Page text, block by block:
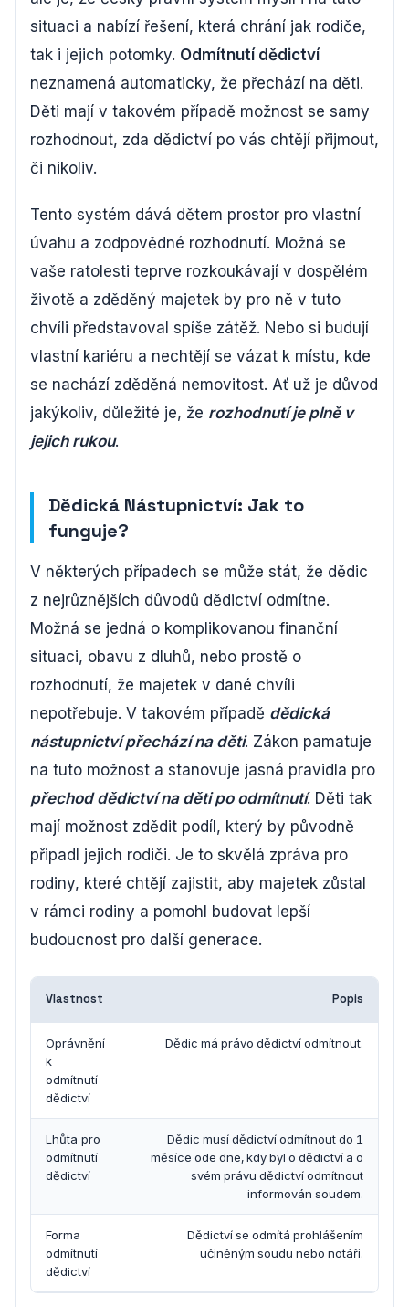
situaci a nabízí řešení, která chrání jak rodiče,
tak i jejich potomky. Odmítnutí dědictví
neznamená automaticky, že přechází na děti.
Děti mají v takovém případě možnost se samy
rozhodnout, zda dědictví po vás chtějí přijmout,
či nikoliv.
Tento systém dává dětem prostor pro vlastní
úvahu a zodpovědné rozhodnutí. Možná se
vaše ratolesti teprve rozkoukávají v dospělém
životě a zděděný majetek by pro ně v tuto
chvíli představoval spíše zátěž. Nebo si budují
vlastní kariéru a nechtějí se vázat k místu, kde
se nachází zděděná nemovitost. Ať už je důvod
jakýkoliv, důležité je, že rozhodnutí je plně v
jejich rukou.
Dědická Nástupnictví: Jak to
funguje?
V některých případech se může stát, že dědic
z nejrůznějších důvodů dědictví odmítne.
Možná se jedná o komplikovanou finanční
situaci, obavu z dluhů, nebo prostě o
rozhodnutí, že majetek v dané chvíli
nepotřebuje. V takovém případě dědická
nástupnictví přechází na děti. Zákon pamatuje
na tuto možnost a stanovuje jasná pravidla pro
přechod dědictví na děti po odmítnutí. Děti tak
mají možnost zdědit podíl, který by původně
připadl jejich rodiči. Je to skvělá zpráva pro
rodiny, které chtějí zajistit, aby majetek zůstal
v rámci rodiny a pomohl budovat lepší
budoucnost pro další generace.
Vlastnost Popis
Oprávnění
k
odmítnutí
dědictví
Dědic má právo dědictví odmítnout.
Lhůta pro
odmítnutí
dědictví
Dědic musí dědictví odmítnout do 1
měsíce ode dne, kdy byl o dědictví a o
svém právu dědictví odmítnout
informován soudem.
Forma
odmítnutí
dědictví
Dědictví se odmítá prohlášením
učiněným soudu nebo notáři.